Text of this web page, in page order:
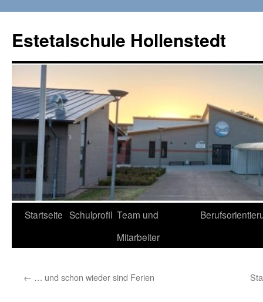
springen
Estetalschule Hollenstedt
Startseite Schulprofil Team und
Mitarbeiter
← … und schon wieder sind Ferien